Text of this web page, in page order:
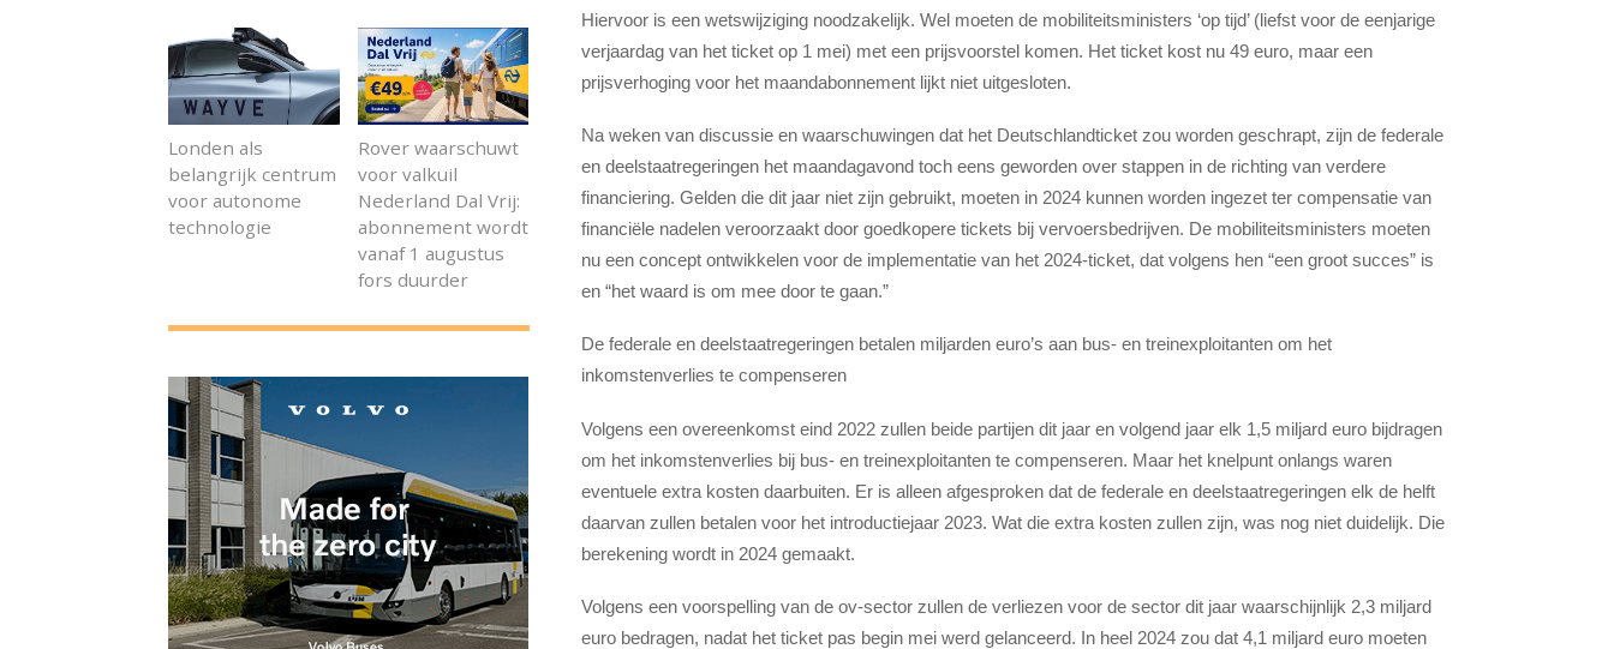
Hiervoor is een wetswijziging noodzakelijk. Wel moeten de mobiliteitsministers ‘op tijd’ (liefst voor de eenjarige
verjaardag van het ticket op 1 mei) met een prijsvoorstel komen. Het ticket kost nu 49 euro, maar een
prijsverhoging voor het maandabonnement lijkt niet uitgesloten.
Na weken van discussie en waarschuwingen dat het Deutschlandticket zou worden geschrapt, zijn de federale
en deelstaatregeringen het maandagavond toch eens geworden over stappen in de richting van verdere
financiering. Gelden die dit jaar niet zijn gebruikt, moeten in 2024 kunnen worden ingezet ter compensatie van
financiële nadelen veroorzaakt door goedkopere tickets bij vervoersbedrijven. De mobiliteitsministers moeten
nu een concept ontwikkelen voor de implementatie van het 2024-ticket, dat volgens hen “een groot succes” is
en “het waard is om mee door te gaan.”
De federale en deelstaatregeringen betalen miljarden euro’s aan bus- en treinexploitanten om het
inkomstenverlies te compenseren
Volgens een overeenkomst eind 2022 zullen beide partijen dit jaar en volgend jaar elk 1,5 miljard euro bijdragen
om het inkomstenverlies bij bus- en treinexploitanten te compenseren. Maar het knelpunt onlangs waren
eventuele extra kosten daarbuiten. Er is alleen afgesproken dat de federale en deelstaatregeringen elk de helft
daarvan zullen betalen voor het introductiejaar 2023. Wat die extra kosten zullen zijn, was nog niet duidelijk. Die
berekening wordt in 2024 gemaakt.
Volgens een voorspelling van de ov-sector zullen de verliezen voor de sector dit jaar waarschijnlijk 2,3 miljard
euro bedragen, nadat het ticket pas begin mei werd gelanceerd. In heel 2024 zou dat 4,1 miljard euro moeten
Londen als
belangrijk centrum
voor autonome
technologie
Rover waarschuwt
voor valkuil
Nederland Dal Vrij:
abonnement wordt
vanaf 1 augustus
fors duurder